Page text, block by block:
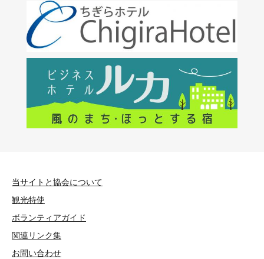
当サイトと協会について
観光特使
ボランティアガイド
関連リンク集
お問い合わせ